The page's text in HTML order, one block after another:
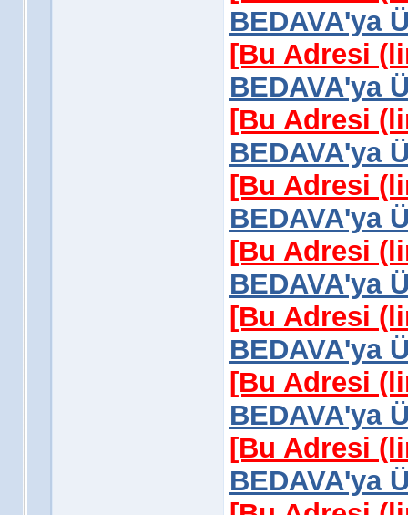
BEDAVA'ya
[Bu Adresi
BEDAVA'ya
[Bu Adresi
BEDAVA'ya
[Bu Adresi
BEDAVA'ya
[Bu Adresi
BEDAVA'ya
[Bu Adresi
BEDAVA'ya
[Bu Adresi
BEDAVA'ya
[Bu Adresi
BEDAVA'ya